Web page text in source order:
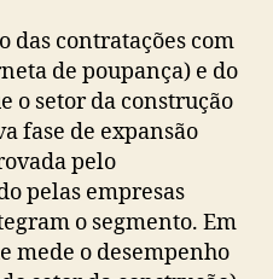
das contratações com
de poupança) e do
o setor da construção
fase de expansão
pelo
pelas empresas
o segmento. Em
mede o desempenho